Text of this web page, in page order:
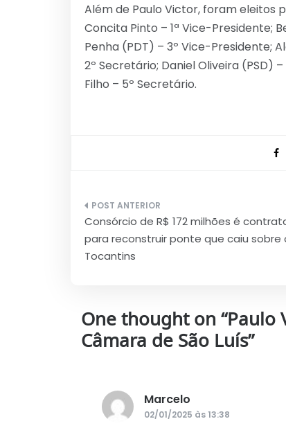
Além de Paulo Victor, foram eleitos
Concita Pinto – 1ª Vice-Presidente;
Penha (PDT) – 3º Vice-Presidente;
2º Secretário; Daniel Oliveira (PSD)
Filho – 5º Secretário.
Navegação
de
Post
Consórcio de R$ 172 milhões é
para reconstruir ponte que caiu sobre
Tocantins
One thought on “Paulo
Câmara de São Luís”
Marcelo
02/01/2025 às 13:38